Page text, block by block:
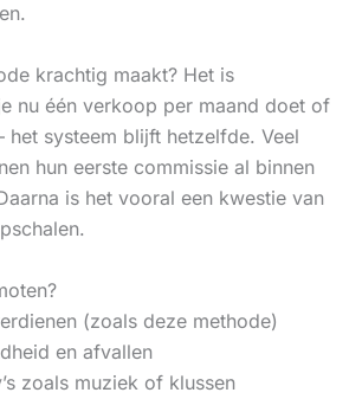
krachtig maakt? Het is
nu één verkoop per maand doet of
het systeem blijft hetzelfde. Veel
hun eerste commissie al binnen
is het vooral een kwestie van
(zoals deze methode)
en afvallen
zoals muziek of klussen